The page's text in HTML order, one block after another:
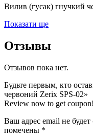
Вилив (гусак) гнучкий
Показати ще
Отзывы
Отзывов пока нет.
Будьте первым, кто
червоний Zerix SPS-02»
Review now to get coupon!
Ваш адрес email не
помечены *